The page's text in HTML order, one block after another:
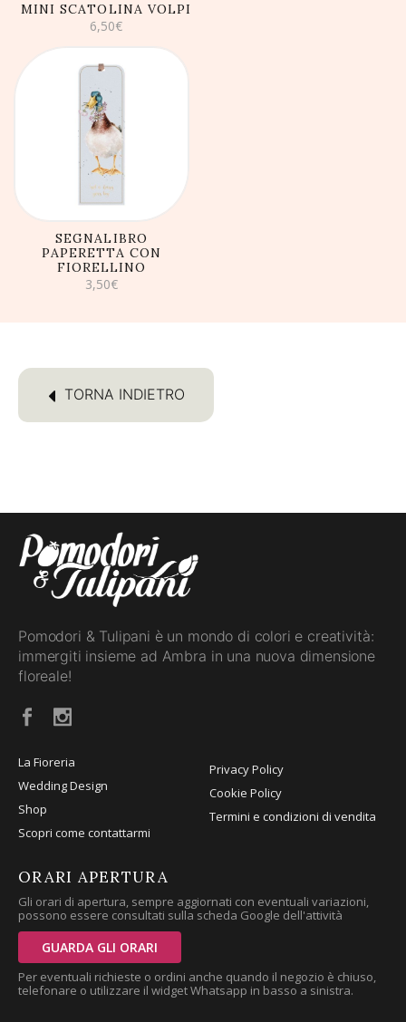
MINI SCATOLINA VOLPI
6,50€
AGGIUNGI AL
CARRELLO
SEGNALIBRO
PAPERETTA CON
FIORELLINO
3,50€
TORNA INDIETRO
Pomodori & Tulipani è un mondo di colori e creatività:
immergiti insieme ad Ambra in una nuova dimensione
floreale!
La Fioreria
Wedding Design
Shop
Scopri come contattarmi
Privacy Policy
Cookie Policy
Termini e condizioni di vendita
ORARI APERTURA
Gli orari di apertura, sempre aggiornati con eventuali variazioni,
possono essere consultati sulla scheda Google dell'attività
GUARDA GLI ORARI
Per eventuali richieste o ordini anche quando il negozio è chiuso,
telefonare o utilizzare il widget Whatsapp in basso a sinistra.